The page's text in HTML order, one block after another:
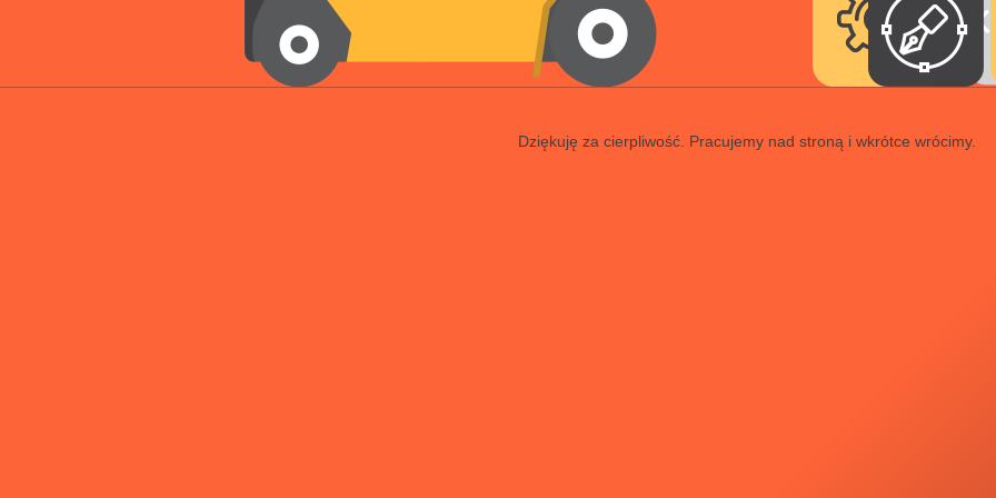
Dziękuję za cierpliwość. Pracujemy nad stroną i wkrótce wrócimy.